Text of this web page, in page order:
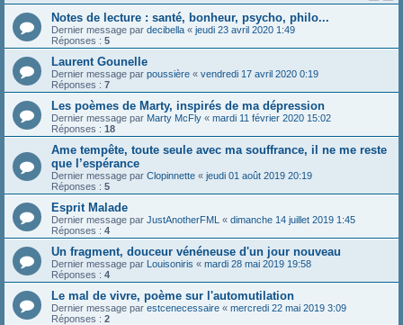
Notes de lecture : santé, bonheur, psycho, philo...
Dernier message par decibella « jeudi 23 avril 2020 1:49
Réponses : 5
Laurent Gounelle
Dernier message par poussière « vendredi 17 avril 2020 0:19
Réponses : 7
Les poèmes de Marty, inspirés de ma dépression
Dernier message par Marty McFly « mardi 11 février 2020 15:02
Réponses : 18
Ame tempête, toute seule avec ma souffrance, il ne me reste
que l’espérance
Dernier message par Clopinnette « jeudi 01 août 2019 20:19
Réponses : 5
Esprit Malade
Dernier message par JustAnotherFML « dimanche 14 juillet 2019 1:45
Réponses : 4
Un fragment, douceur vénéneuse d'un jour nouveau
Dernier message par Louisoniris « mardi 28 mai 2019 19:58
Réponses : 4
Le mal de vivre, poème sur l'automutilation
Dernier message par estcenecessaire « mercredi 22 mai 2019 3:09
Réponses : 2